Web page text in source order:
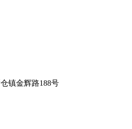
镇金辉路188号